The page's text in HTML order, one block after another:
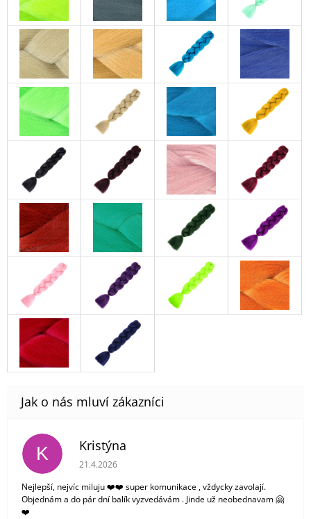
K Kristýna
Hodnocení obchodu je 5 z 5 hvězdiček.
21.4.2026
Nejlepší, nejvíc miluju ❤️❤️ super komunikace , vždycky zavolají.
Objednám a do pár dní balík vyzvedávám . Jinde už neobednavam 🤗
❤️